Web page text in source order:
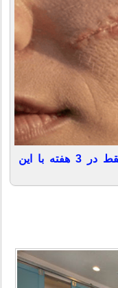
کاهش چشمگیر جای زخم و بخیه فقط در 3 هفته با این